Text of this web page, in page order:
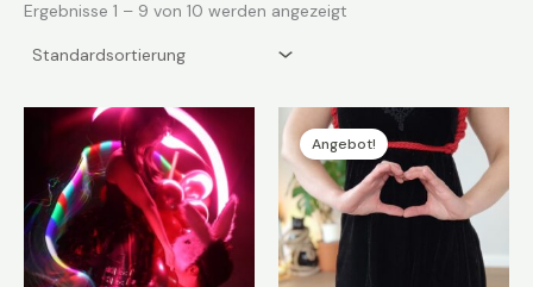
Ergebnisse 1 – 9 von 10 werden angezeigt
Angebot!